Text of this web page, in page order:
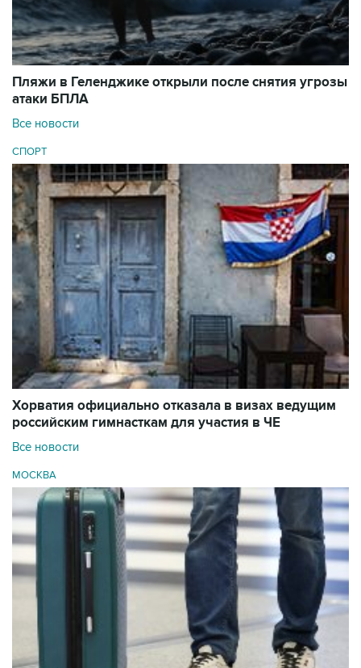
Пляжи в Геленджике открыли после снятия угрозы
атаки БПЛА
Все новости
СПОРТ
Хорватия официально отказала в визах ведущим
российским гимнасткам для участия в ЧЕ
Все новости
МОСКВА